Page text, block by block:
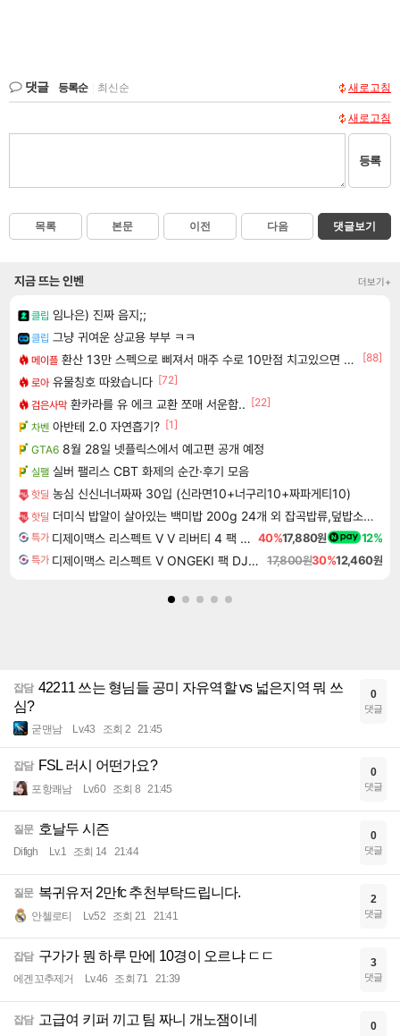
댓글 등록순 최신순 새로고침
새로고침
등록
목록 본문 이전 다음 댓글보기
지금 뜨는 인벤 더보기+
클립 임나은) 진짜 음지;;
클립 그냥 귀여운 상교용 부부 ㅋㅋ
메이플 환산 13만 스펙으로 삐져서 매주 수로 10만점 치고있으면 ㅋㅋ
[88]
로아 유물칭호 따왔습니다 [72]
검은사막 환카라를 유 에크 교환 쪼매 서운함.. [22]
차벤 아반테 2.0 자연흡기? [1]
GTA6 8월 28일 넷플릭스에서 예고편 공개 예정
실팰 실버 팰리스 CBT 화제의 순간·후기 모음
핫딜 농심 신신너너짜짜 30입 (신라면10+너구리10+짜파게티10)
핫딜 더미식 밥알이 살아있는 백미밥 200g 24개 외 잡곡밥류,덮밥소스7종 외
특가 디제이맥스 리스펙트 V V 리버티 4 팩 DJMAX RESPECT V V Liberty 4 Pack DLC 40%17,880원 12%
특가 디제이맥스 리스펙트 V ONGEKI 팩 DJMAX RESPECT V ONGEKI Pack DLC 17,800원30%12,460원
잡담 42211 쓰는 형님들 공미 자유역할 vs 넓은지역 뭐 쓰
심?
굳맨남 Lv.43 조회 2 21:45
0
댓글
잡담 FSL 러시 어떤가요?
포항쾌남 Lv.60 조회 8 21:45
0
댓글
질문 호날두 시즌
Difigh Lv.1 조회 14 21:44
0
댓글
질문 복귀유저 2만fc 추천부탁드립니다.
안첼로티 Lv.52 조회 21 21:41
2
댓글
잡담 구가가 뭔 하루 만에 10경이 오르냐 ㄷㄷ
에겐꼬추제거 Lv.46 조회 71 21:39
3
댓글
잡담 고급여 키퍼 끼고 팀 짜니 개노잼이네 0